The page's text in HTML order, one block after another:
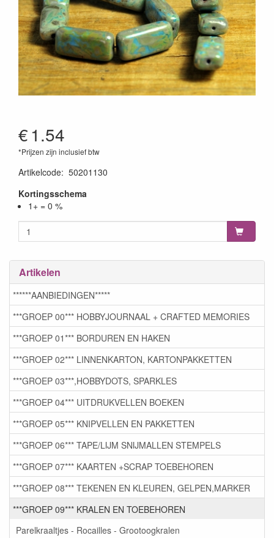
€1.54
*Prijzen zijn inclusief btw
Artikelcode: 50201130
Kortingsschema
1+ = 0 %
Artikelen
******AANBIEDINGEN*****
***GROEP 00*** HOBBYJOURNAAL + CRAFTED MEMORIES
***GROEP 01*** BORDUREN EN HAKEN
***GROEP 02*** LINNENKARTON, KARTONPAKKETTEN
***GROEP 03***,HOBBYDOTS, SPARKLES
***GROEP 04*** UITDRUKVELLEN BOEKEN
***GROEP 05*** KNIPVELLEN EN PAKKETTEN
***GROEP 06*** TAPE/LIJM SNIJMALLEN STEMPELS
***GROEP 07*** KAARTEN +SCRAP TOEBEHOREN
***GROEP 08*** TEKENEN EN KLEUREN, GELPEN,MARKER
***GROEP 09*** KRALEN EN TOEBEHOREN
Parelkraaltjes - Rocailles - Grootoogkralen